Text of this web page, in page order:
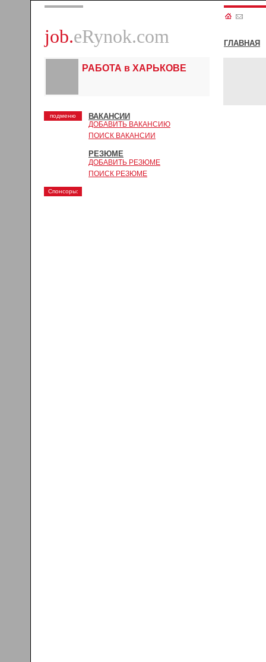
job.eRynok.com ГЛАВНАЯ
РАБОТА в ХАРЬКОВЕ
подменю ВАКАНСИИ
ДОБАВИТЬ ВАКАНСИЮ
ПОИСК ВАКАНСИИ
РЕЗЮМЕ
ДОБАВИТЬ РЕЗЮМЕ
ПОИСК РЕЗЮМЕ
Спонсоры: